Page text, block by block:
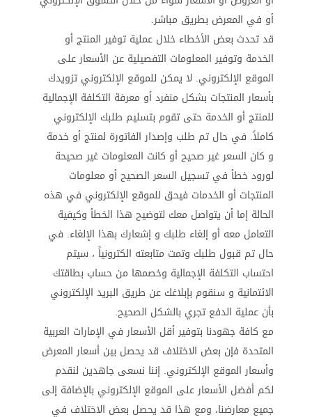
أو في المعرض بطريق مباشر.
قد تحدث بعض الأخطاء خلال عملية توفير المنتج أو
الخدمة وتوفير المعلومات التفصيلية عن الأسعار على
الموقع الإلكتروني. لا يمكن للموقع الإلكتروني تزويدك
بأسعار المنتجات بشكل منفرد أو معرفة التكلفة الإجمالية
للمنتج أو الخدمة حتى تقوم بتسليم طلبك الإلكتروني
كاملاً. في حال تم طلب وإصدار الفاتورة لمنتج أو خدمة
و كان السعر غير صحيح أو كانت المعلومات غير صحيحة
لورود خطأ في تسجيل السعر الصحيح أو معلومات
المنتجات أو الخدمات فيحق للموقع الإلكتروني في هذه
الحالة إما أن يتواصل معك لتوضيح هذا الخطأ وكيفية
التعامل معه أو إلغاء طلبك و إشعارك بهذا الإلغاء. في
حال تم قبول طلبك وتمت متابعته الكترونياً ، سيتم
احتساب التكلفة الإجمالية وخصمها من حساب بطاقتك
الائتمانية و سنقوم بإبلاغك عن طريق البريد الإلكتروني
بأن عملية الدفع تجري بالشكل الصحيح.
مع كافة جهودنا بتوفير أقل الأسعار في الإمارات العربية
المتحدة فإن بعض الاختلاف قد يحصل بين أسعار المعرض
وأسعار الموقع الإلكتروني. إننا نسعى جاهدين لنقدم
لكم أفضل الأسعار على الموقع الإلكتروني بالإضافة إلى
جميع معارضنا، ومع هذا قد يحصل بعض الاختلاف في